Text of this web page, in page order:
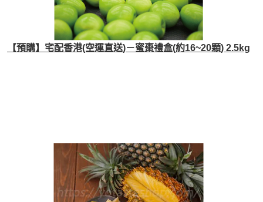
【預購】宅配香港(空運直送)－蜜棗禮盒(約16~20顆) 2.5kg